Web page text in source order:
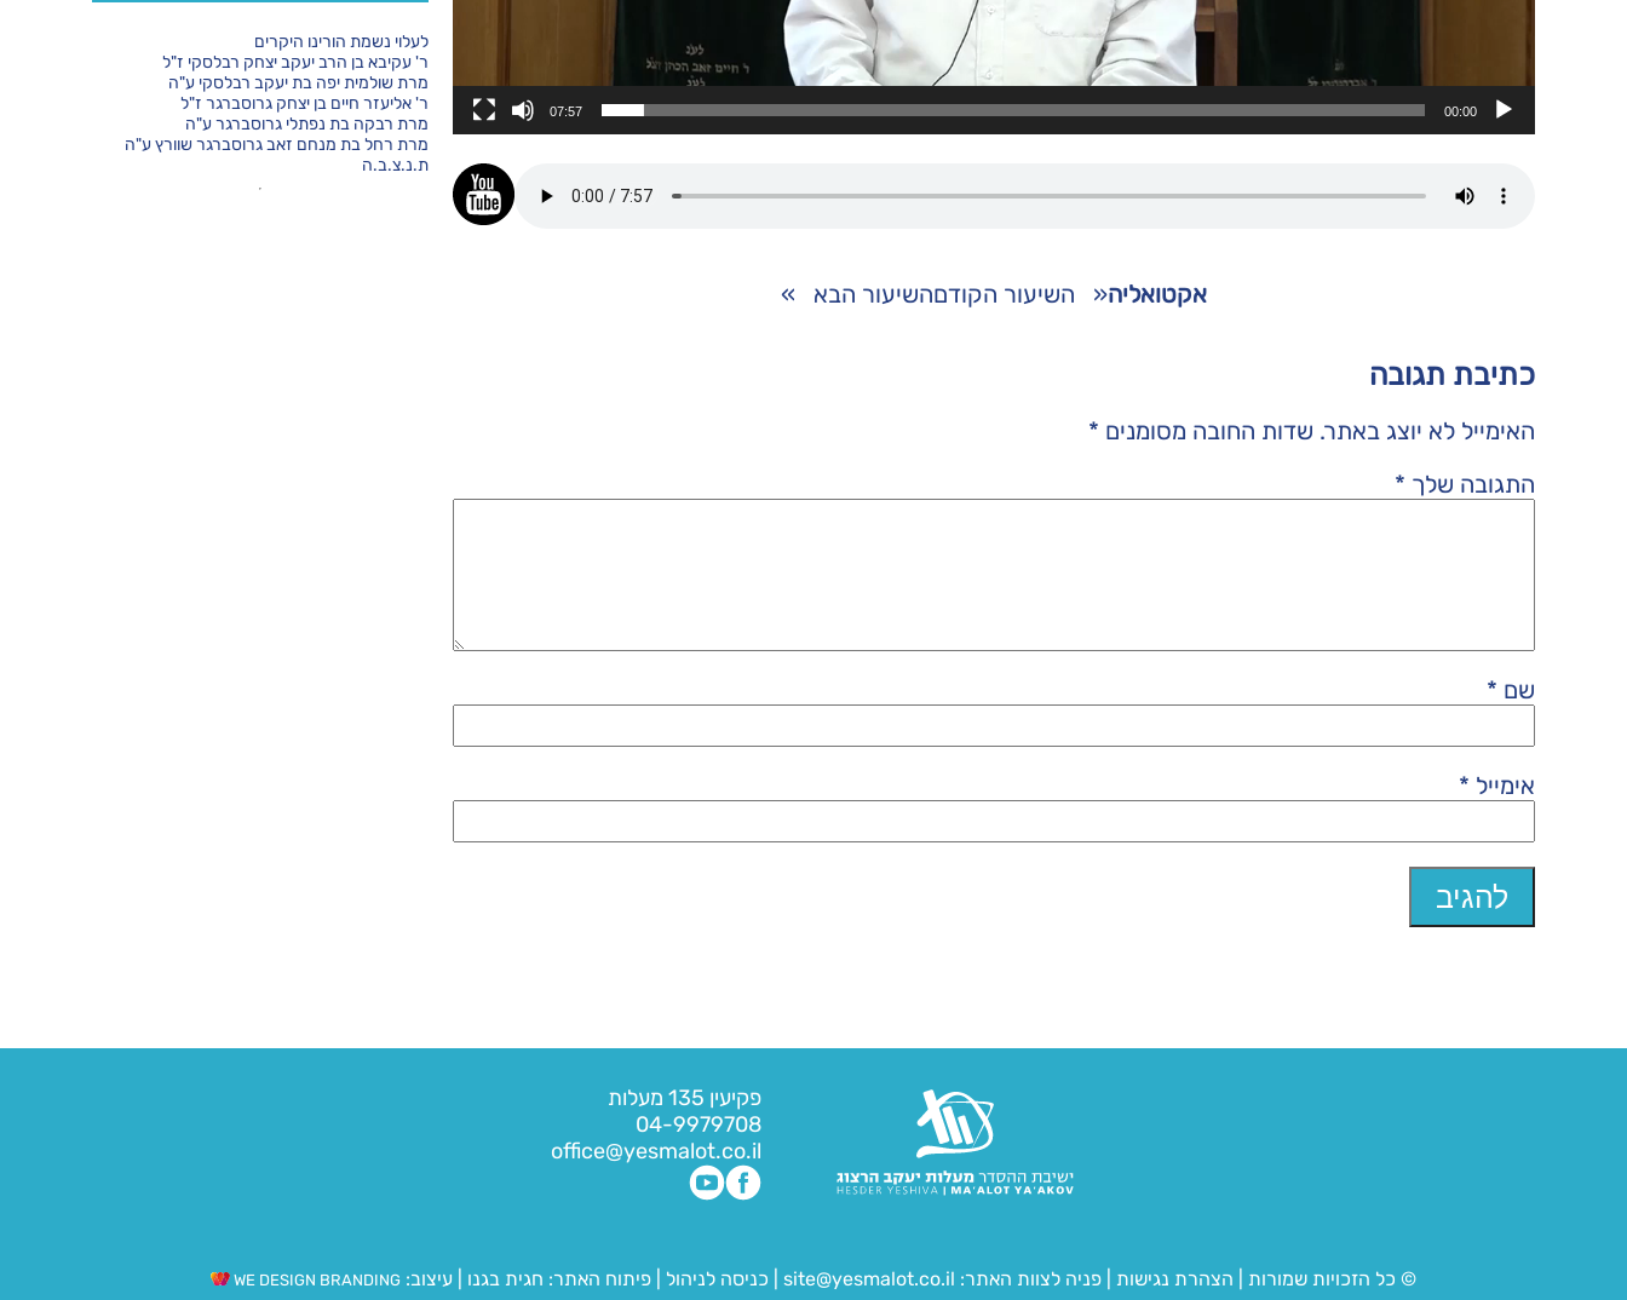
00:00
07:57
אקטואליה« השיעור הקודםהשיעור הבא »
כתיבת תגובה
האימייל לא יוצג באתר. שדות החובה מסומנים *
התגובה שלך *
שם *
אימייל *
לעלוי נשמת הורינו היקרים
ר' עקיבא בן הרב יעקב יצחק רבלסקי ז"ל
מרת שולמית יפה בת יעקב רבלסקי ע"ה
ר' אליעזר חיים בן יצחק גרוסברגר ז"ל
מרת רבקה בת נפתלי גרוסברגר ע"ה
מרת רחל בת מנחם זאב גרוסברגר שוורץ ע"ה
ת.נ.צ.ב.ה
פקיעין 135 מעלות
04-9979708
office@yesmalot.co.il
© כל הזכויות שמורות הצהרת נגישות פניה לצוות האתר: site@yesmalot.co.il כניסה לניהול פיתוח האתר: חגית בגנו עיצוב: WE DESIGN BRANDING